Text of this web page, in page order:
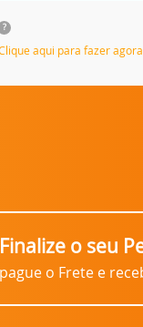
?
aqui para fazer
Finalize o seu
pague o Frete e